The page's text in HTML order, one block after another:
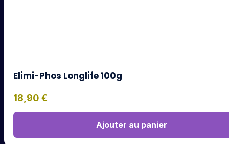
Elimi-Phos Longlife 100g
18,90 €
Ajouter au panier